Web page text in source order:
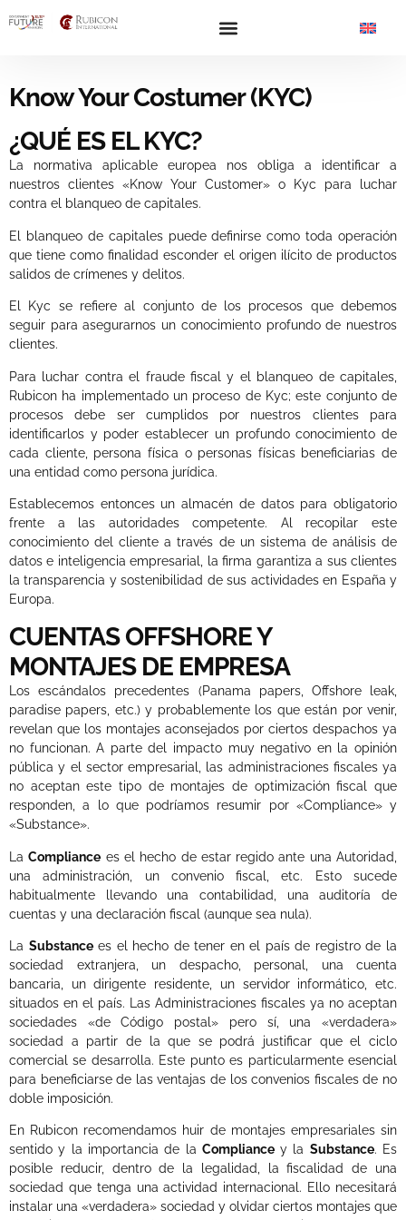
Know Your Costumer (KYC)
¿QUÉ ES EL KYC?
La normativa aplicable europea nos obliga a identificar a
nuestros clientes «Know Your Customer» o Kyc para luchar
contra el blanqueo de capitales.
El blanqueo de capitales puede definirse como toda operación
que tiene como finalidad esconder el origen ilícito de productos
salidos de crímenes y delitos.
El Kyc se refiere al conjunto de los procesos que debemos
seguir para asegurarnos un conocimiento profundo de nuestros
clientes.
Para luchar contra el fraude fiscal y el blanqueo de capitales,
Rubicon ha implementado un proceso de Kyc; este conjunto de
procesos debe ser cumplidos por nuestros clientes para
identificarlos y poder establecer un profundo conocimiento de
cada cliente, persona física o personas físicas beneficiarias de
una entidad como persona jurídica.
Establecemos entonces un almacén de datos para obligatorio
frente a las autoridades competente. Al recopilar este
conocimiento del cliente a través de un sistema de análisis de
datos e inteligencia empresarial, la firma garantiza a sus clientes
la transparencia y sostenibilidad de sus actividades en España y
Europa.
CUENTAS OFFSHORE Y
MONTAJES DE EMPRESA
Los escándalos precedentes (Panama papers, Offshore leak,
paradise papers, etc.) y probablemente los que están por venir,
revelan que los montajes aconsejados por ciertos despachos ya
no funcionan. A parte del impacto muy negativo en la opinión
pública y el sector empresarial, las administraciones fiscales ya
no aceptan este tipo de montajes de optimización fiscal que
responden, a lo que podríamos resumir por «Compliance» y
«Substance».
LaCompliance es el hecho de estar regido ante una Autoridad,
una administración, un convenio fiscal, etc. Esto sucede
habitualmente llevando una contabilidad, una auditoría de
cuentas y una declaración fiscal (aunque sea nula).
La Substancees el hecho de tener en el país de registro de la
sociedad extranjera, un despacho, personal, una cuenta
bancaria, un dirigente residente, un servidor informático, etc.
situados en el país. Las Administraciones fiscales ya no aceptan
sociedades «de Código postal» pero sí, una «verdadera»
sociedad a partir de la que se podrá justificar que el ciclo
comercial se desarrolla. Este punto es particularmente esencial
para beneficiarse de las ventajas de los convenios fiscales de no
doble imposición.
En Rubicon recomendamos huir de montajes empresariales sin
sentido y la importancia de la Compliancey la Substance. Es
posible reducir, dentro de la legalidad, la fiscalidad de una
sociedad que tenga una actividad internacional. Ello necesitará
instalar una «verdadera» sociedad y olvidar ciertos montajes que